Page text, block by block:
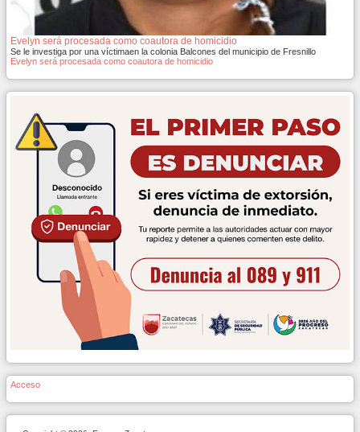
Evelyn será procesada como coautora de homicidio
Se le investiga por una víctimaen la colonia Balcones del municipio de Fresnillo
Evelyn será procesada como coautora de homicidio
Acceso